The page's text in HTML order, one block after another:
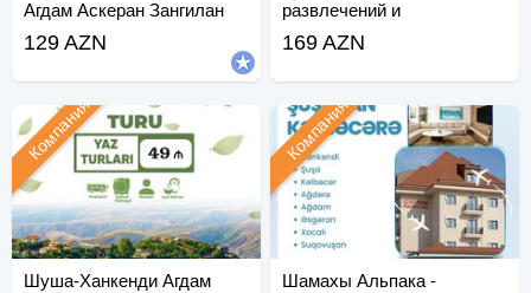
Агдам Аскеран Зангилан
129 AZN
развлечений и
развлечений
169 AZN
Шуша-Ханкенди Агдам
Компания
Шамахы Альпака -
Компания